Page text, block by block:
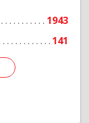
1943
141
Подробнее